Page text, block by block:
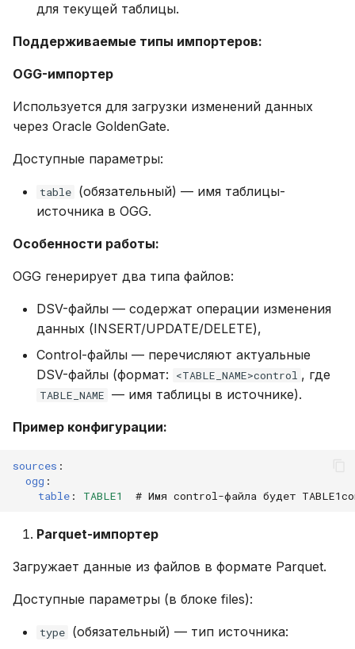
для текущей таблицы.
Поддерживаемые типы импортеров:
OGG-импортер
Используется для загрузки изменений данных
через Oracle GoldenGate.
Доступные параметры:
table (обязательный) — имя таблицы-
источника в OGG.
Особенности работы:
OGG генерирует два типа файлов:
DSV-файлы — содержат операции изменения
данных (INSERT/UPDATE/DELETE),
Control-файлы — перечисляют актуальные
DSV-файлы (формат:
<TABLE_NAME>control , где
TABLE_NAME — имя таблицы в источнике).
Пример конфигурации:
sources :
ogg :
table : TABLE1 # Имя control-файла будет
Parquet-импортер
Загружает данные из файлов в формате Parquet.
Доступные параметры (в блоке files):
type (обязательный) — тип источника: